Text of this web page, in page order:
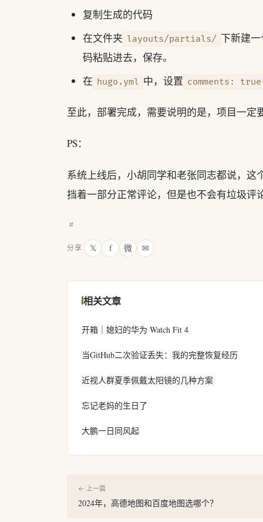
复制生成的代码
在文件夹 layouts/partials/ 下新建
码粘贴进去，保存。
在 hugo.yml 中，设置 comments: true
至此，部署完成，需要说明的是，项目一定
PS：
系统上线后，小胡同学和老张同志都说，
挡着一部分正常评论，但是也不会有垃圾评
#
分享 𝕏 f 微 ✉
相关文章
开箱｜媳妇的华为 Watch Fit 4
当GitHub二次验证丢失：我的完整恢复经历
近视人群夏季佩戴太阳镜的几种方案
忘记老妈的生日了
大鹏一日同风起
← 上一篇
2024年，高德地图和百度地图选哪个？